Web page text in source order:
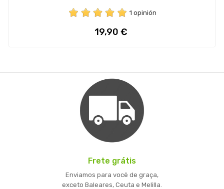
1 opinión
Preço
19,90 €
Frete grátis
Enviamos para você de graça,
exceto Baleares, Ceuta e Melilla.